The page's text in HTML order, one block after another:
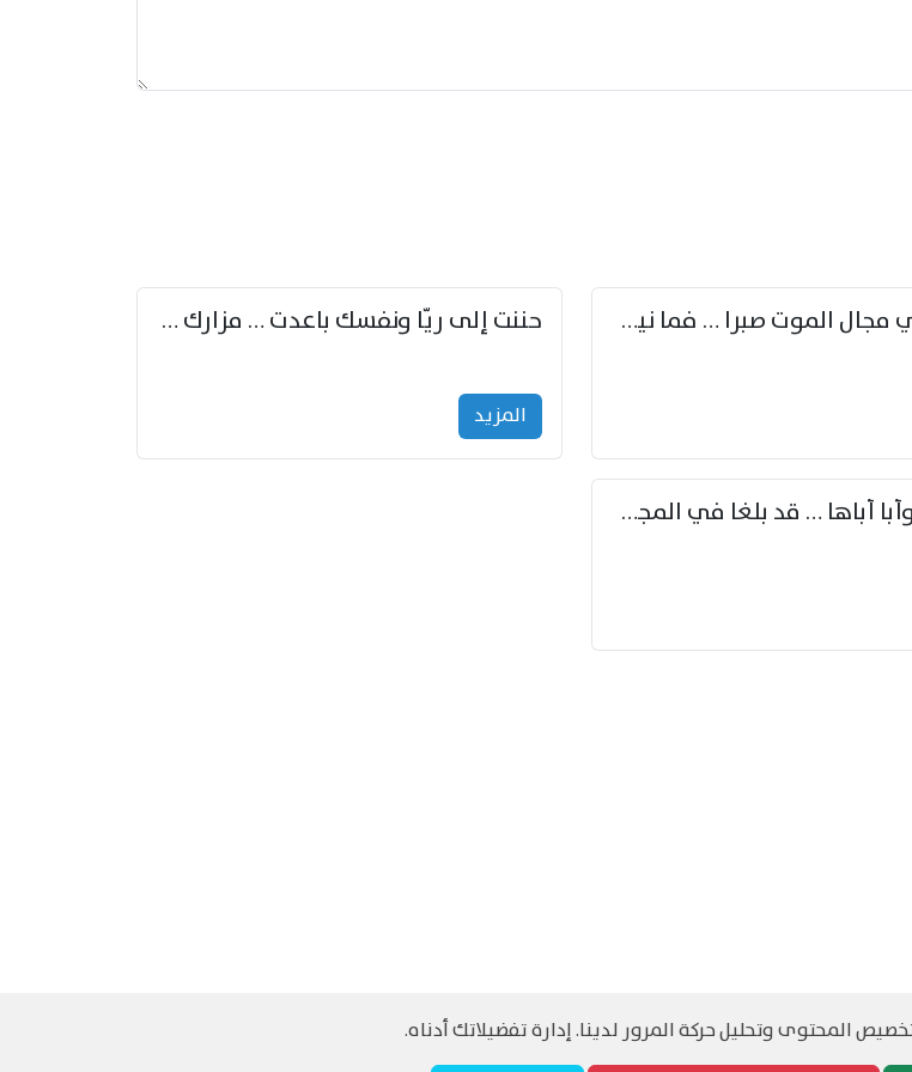
فصبرا في مجال الموت صبرا … فما نيل الخلود بمستطاع حننت إلى ريّا ونفسك باعدت … مزارك من ريّا وشعباكما معا
المزید
إنّ أباها وأبا أباها … قد بلغا في المجد غايتاها
مرجح جميع الحقوق محفوظةسياسة و الخصوصية
المحتوى وتحليل حركة المرور لدينا. إدارة تفضيلاتك أدناه.